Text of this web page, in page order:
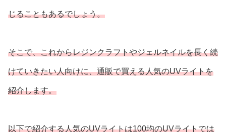
じることもあるでしょう。
そこで、これからレジンクラフトやジェルネイルを長く続
けていきたい人向けに、通販で買える人気のUVライトを
紹介します。
以下で紹介する人気のUVライトは100均のUVライトでは